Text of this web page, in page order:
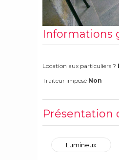
Informations
Location aux particuliers ?
Traiteur imposé Non
Présentation
Lumineux